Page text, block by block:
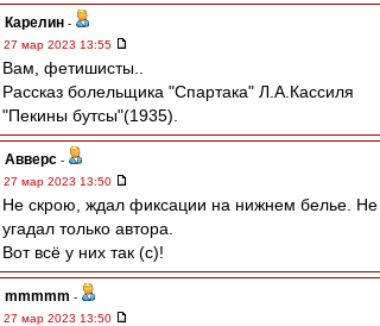
Карелин -
27 мар 2023 13:55
Вам, фетишисты..
Рассказ болельщика "Спартака" Л.А.Кассиля
"Пекины бутсы"(1935).
Авверс -
27 мар 2023 13:50
Не скрою, ждал фиксации на нижнем белье. Не
угадал только автора.
Вот всё у них так (с)!
mmmmm -
27 мар 2023 13:50